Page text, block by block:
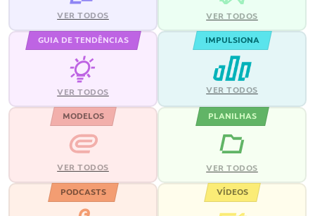
VER TODOS VER TODOS
GUIA DE TENDÊNCIAS
VER TODOS
IMPULSIONA
VER TODOS
MODELOS
VER TODOS
PLANILHAS
VER TODOS
PODCASTS VÍDEOS